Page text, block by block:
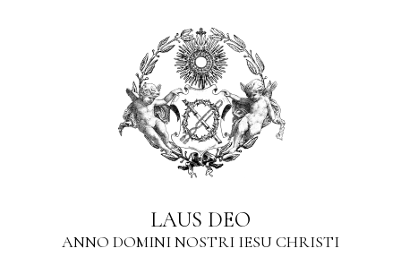
LAUS DEO
ANNO DOMINI NOSTRI IESU CHRISTI